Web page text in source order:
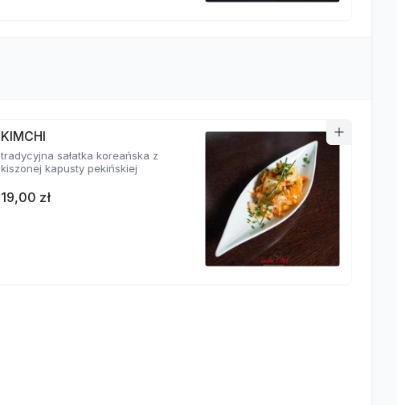
KIMCHI
tradycyjna sałatka koreańska z
kiszonej kapusty pekińskiej
19,00 zł